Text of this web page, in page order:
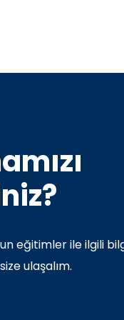
eğitimler ile ilgili
ulaşalım.